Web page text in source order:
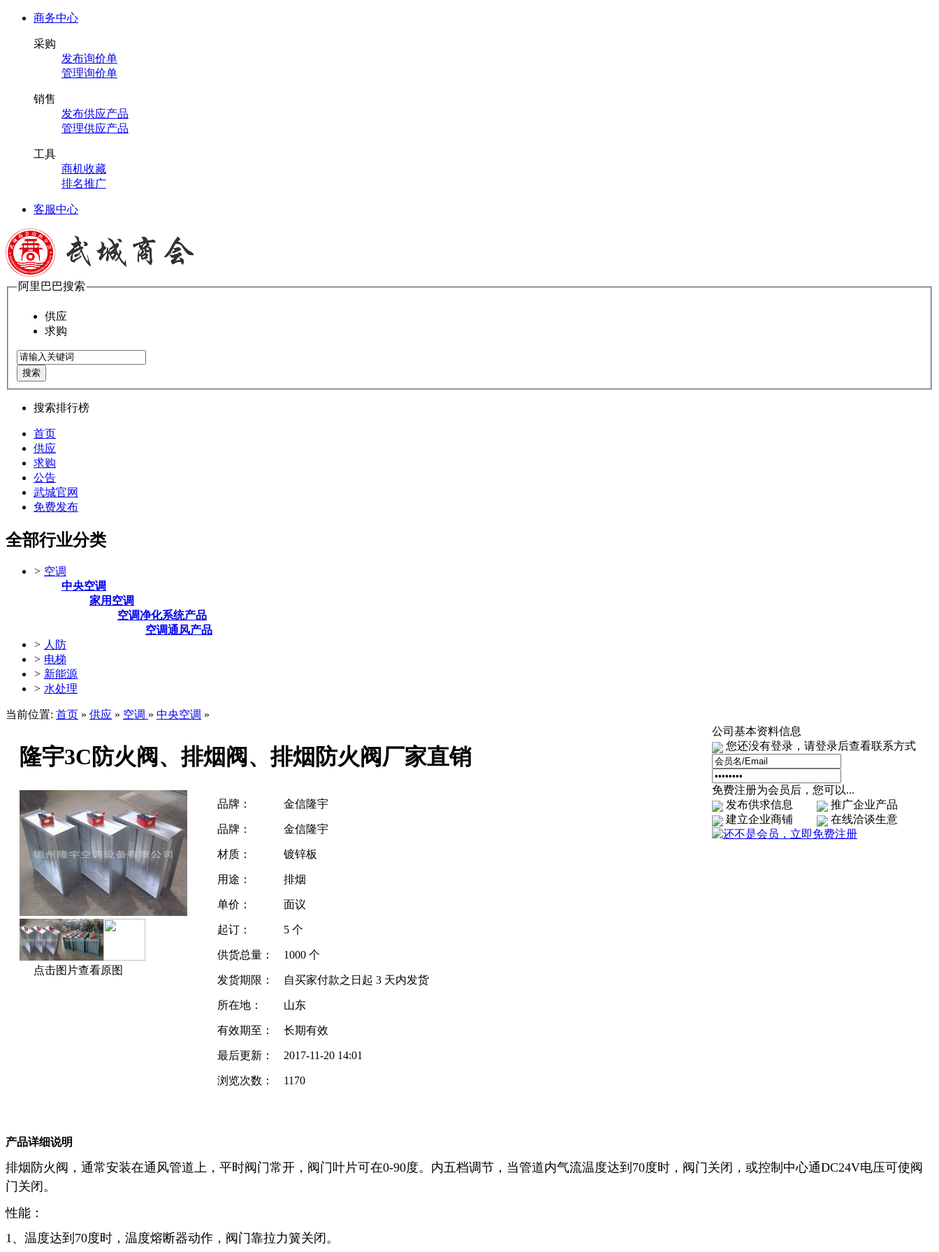
商务中心
采购
发布询价单
管理询价单
销售
发布供应产品
管理供应产品
工具
商机收藏
排名推广
客服中心
阿里巴巴搜索
供应
求购
搜索
搜索排行榜
首页
供应
求购
公告
武城官网
免费发布
全部行业分类
> 空调
中央空调
家用空调
空调净化系统产品
空调通风产品
> 人防
> 电梯
> 新能源
> 水处理
当前位置: 首页 » 供应 » 空调 » 中央空调 »
隆宇3C防火阀、排烟阀、排烟防火阀厂家直销
点击图片查看原图
品牌： 金信隆宇
品牌： 金信隆宇
材质： 镀锌板
用途： 排烟
单价： 面议
起订： 5 个
供货总量： 1000 个
发货期限： 自买家付款之日起 3 天内发货
所在地： 山东
有效期至： 长期有效
最后更新： 2017-11-20 14:01
浏览次数： 1170
公司基本资料信息
您还没有登录，请登录后查看联系方式
免费注册为会员后，您可以...
发布供求信息
推广企业产品
建立企业商铺
在线洽谈生意
产品详细说明
排烟防火阀，通常安装在通风管道上，平时阀门常开，阀门叶片可在0-90度。 内五档调节，当管道内气流温度达到70度时，阀门关闭，或控制中心通DC24V电压可使阀
门关闭。
性能：
1、温度达到70度时，温度熔断器动作，阀门靠拉力簧关闭。